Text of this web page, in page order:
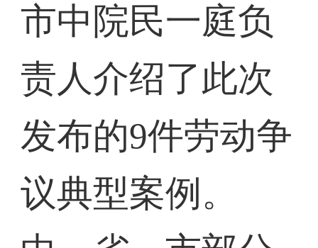
市中院民一庭负
责人介绍了此次
发布的9件劳动争
议典型案例。